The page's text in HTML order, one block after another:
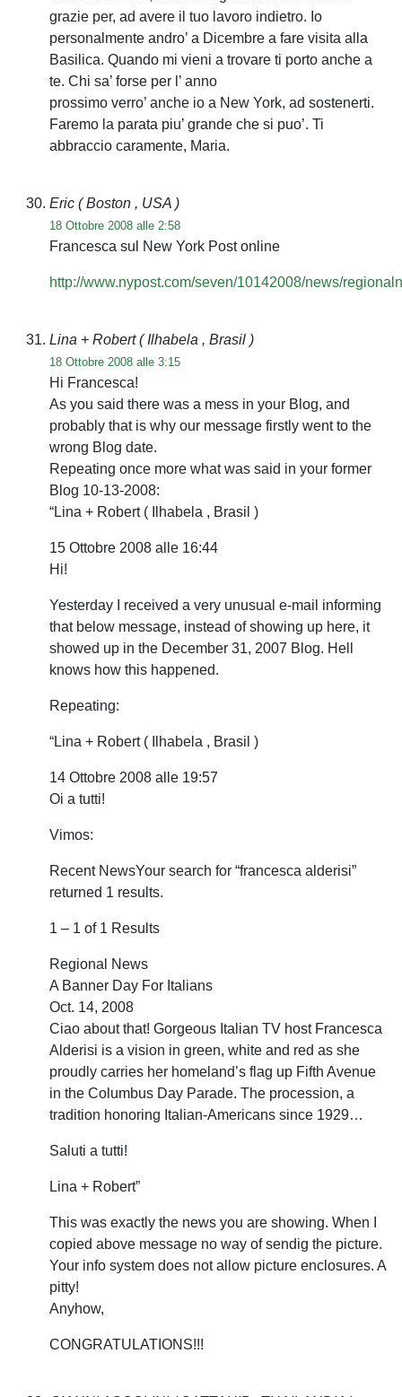
grazie per, ad avere il tuo lavoro indietro. Io
personalmente andro’ a Dicembre a fare visita alla
Basilica. Quando mi vieni a trovare ti porto anche a
te. Chi sa’ forse per l’ anno
prossimo verro’ anche io a New York, ad sostenerti.
Faremo la parata piu’ grande che si puo’. Ti
abbraccio caramente, Maria.
Eric ( Boston , USA )
18 Ottobre 2008 alle 2:58
Francesca sul New York Post online
http://www.nypost.com/seven/10142008/news/
Lina + Robert( Ilhabela , Brasil )
18 Ottobre 2008 alle 3:15
Hi Francesca!
As you said there was a mess in your Blog, and
probably that is why our message firstly went to the
wrong Blog date.
Repeating once more what was said in your former
Blog 10-13-2008:
“Lina + Robert ( Ilhabela , Brasil )
15 Ottobre 2008 alle 16:44
Hi!
Yesterday I received a very unusual e-mail informing
that below message, instead of showing up here, it
showed up in the December 31, 2007 Blog. Hell
knows how this happened.
Repeating:
“Lina + Robert ( Ilhabela , Brasil )
14 Ottobre 2008 alle 19:57
Oi a tutti!
Vimos:
Recent NewsYour search for “francesca alderisi”
returned 1 results.
1 – 1 of 1 Results
Regional News
A Banner Day For Italians
Oct. 14, 2008
Ciao about that! Gorgeous Italian TV host Francesca
Alderisi is a vision in green, white and red as she
proudly carries her homeland’s flag up Fifth Avenue
in the Columbus Day Parade. The procession, a
tradition honoring Italian-Americans since 1929…
Saluti a tutti!
Lina + Robert”
This was exactly the news you are showing. When I
copied above message no way of sendig the picture.
Your info system does not allow picture enclosures. A
pitty!
Anyhow,
CONGRATULATIONS!!!